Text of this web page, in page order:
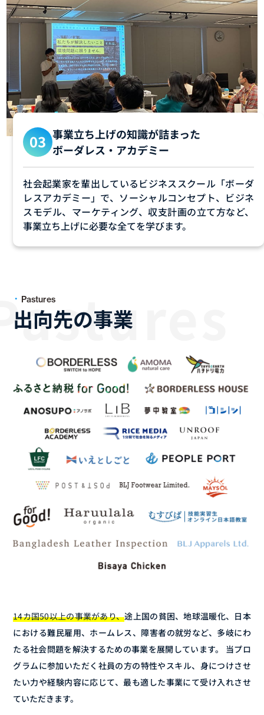
事業立ち上げの知識が詰まった
ボーダレス・アカデミー
社会起業家を輩出しているビジネススクール「ボーダ
レスアカデミー」で、ソーシャルコンセプト、ビジネ
スモデル、マーケティング、収支計画の立て方など、
事業立ち上げに必要な全てを学びます。
Pastures
出向先の事業
14カ国50以上の事業があり、途上国の貧困、地球温暖化、日本
における難民雇用、ホームレス、障害者の就労など、多岐にわ
たる社会問題を解決するための事業を展開しています。 当プロ
グラムに参加いただく社員の方の特性やスキル、身につけさせ
たい力や経験内容に応じて、最も適した事業にて受け入れさせ
ていただきます。